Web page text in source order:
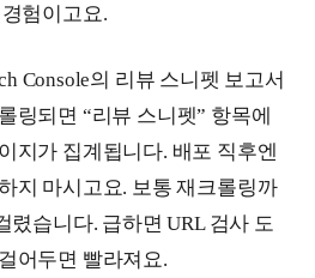
험이고요.
Console의 리뷰 스니펫 보고서
링되면 “리뷰 스니펫” 항목에
지가 집계됩니다. 배포 직후엔
지 마시고요. 보통 재크롤링까
렸습니다. 급하면 URL 검사 도
어두면 빨라져요.